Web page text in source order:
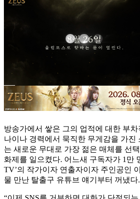
방송가에서 쌓은 그의 업적에 대한 부
나이나 경력에서 묵직한 무게감을 가진
는 새로운 무대로 가장 젊은 매체를 선
화제를 일으켰다. 어느새 구독자가 1만
TV’의 작가이자 연출자이자 주인공인
물 만난 탈출구 유튜브 얘기부터 꺼냈다.